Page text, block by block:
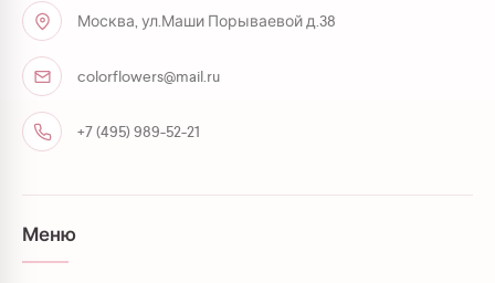
Москва, ул.Маши Порываевой д.38
colorflowers@mail.ru
+7 (495) 989-52-21
Меню